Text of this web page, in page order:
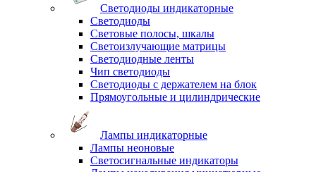
Светодиоды индикаторные
Светодиоды
Световые полосы, шкалы
Светоизлучающие матрицы
Светодиодные ленты
Чип светодиоды
Светодиоды с держателем на блок
Прямоугольные и цилиндрические
Лампы индикаторные
Лампы неоновые
Светосигнальные индикаторы